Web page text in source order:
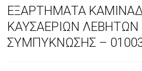
ΕΞΑΡΤΗΜΑΤΑ
ΚΑΥΣΑΕΡΙΩΝ ΛΕΒΗΤΩΝ
ΣΥΜΠΥΚΝΩΣΗΣ –